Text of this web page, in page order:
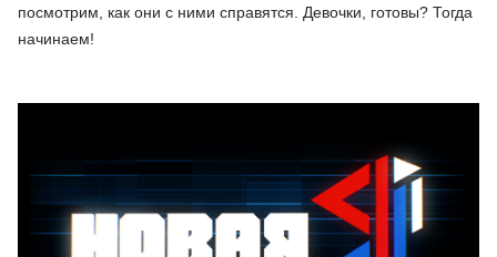
посмотрим, как они с ними справятся. Девочки, готовы? Тогда
начинаем!